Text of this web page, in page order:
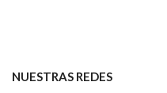
NUESTRAS REDES